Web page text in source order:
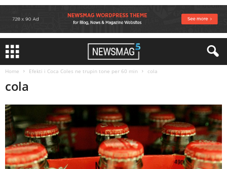
Home Efekti i Coca Coles ne trupin tone per 60 min cola
cola